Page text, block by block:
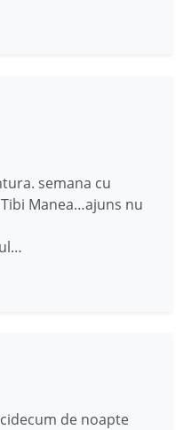
semana cu
Manea…ajuns nu
de noapte